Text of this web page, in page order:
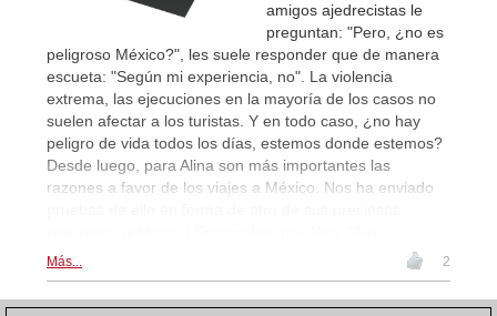
amigos ajedrecistas le
preguntan: "Pero, ¿no es
peligroso México?", les suele responder que de manera
escueta: "Según mi experiencia, no". La violencia
extrema, las ejecuciones en la mayoría de los casos no
suelen afectar a los turistas. Y en todo caso, ¿no hay
peligro de vida todos los días, estemos donde estemos?
Desde luego, para Alina son más importantes las
razones a favor de los viajes a México. Nos ha enviado
Más... 2